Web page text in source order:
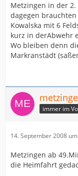
Metzingen in der
dagegen
Kowalska mit 6
kurz in derAbwehr
Wo bleiben denn
Markranstädt
immer im
14. September 2008
Metzingen ab
die Heimfahrt